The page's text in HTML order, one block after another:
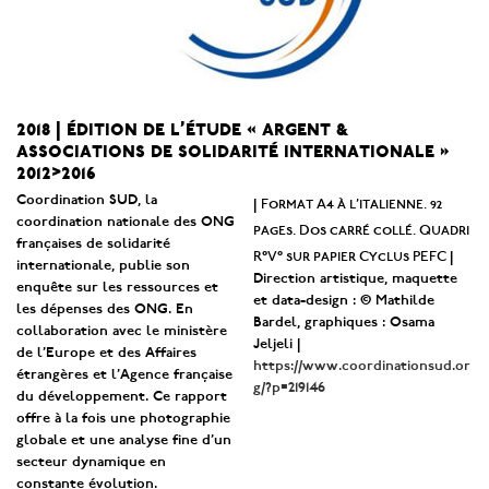
2018 | édition de l’étude « argent &
associations de solidarité internationale »
2012>2016
Coordination SUD, la
coordination nationale des ONG
françaises de solidarité
internationale, publie son
enquête sur les ressources et
les dépenses des ONG. En
collaboration avec le ministère
de l’Europe et des Affaires
étrangères et l’Agence française
du développement. Ce rapport
offre à la fois une photographie
globale et une analyse fine d’un
secteur dynamique en
constante évolution.
Format A4 à l’italienne. 92
pages. Dos carré collé. Quadri
R°V° sur papier Cyclus PEFC
Direction artistique, maquette
et data-design : © Mathilde
Bardel, graphiques : Osama
Jeljeli |
https://www.coordinationsud.or
g/?p=219146